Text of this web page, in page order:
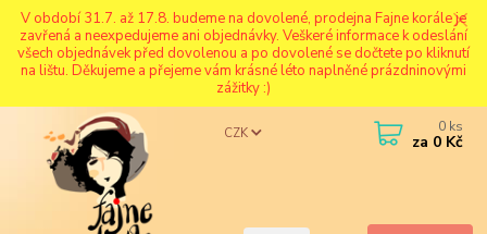
V období 31.7. až 17.8. budeme na dovolené, prodejna Fajne korále je
zavřená a neexpedujeme ani objednávky. Veškeré informace k odeslání
všech objednávek před dovolenou a po dovolené se dočtete po kliknutí
na lištu. Děkujeme a přejeme vám krásné léto naplněné prázdninovými
zážitky :)
CZK 0 ks
za 0 Kč